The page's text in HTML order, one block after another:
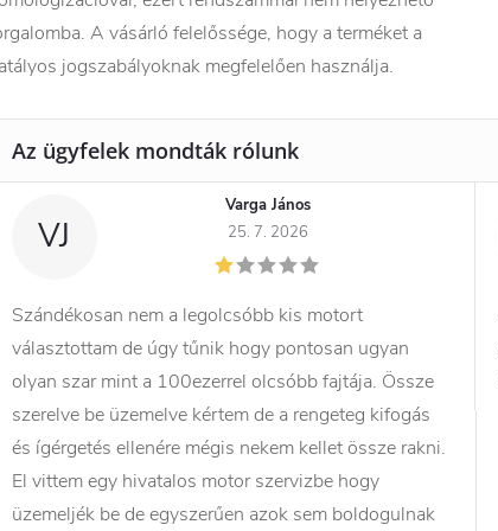
A vásárló felelőssége, hogy a terméket a
jogszabályoknak megfelelően használja.
VJ
Varga János
25. 7. 2026
Szándékosan nem a legolcsóbb kis motort
választottam de úgy tűnik hogy pontosan ugyan
olyan szar mint a 100ezerrel olcsóbb fajtája. Össze
szerelve be üzemelve kértem de a rengeteg kifogás
és ígérgetés ellenére mégis nekem kellet össze rakni.
El vittem egy hivatalos motor szervizbe hogy
üzemeljék be de egyszerűen azok sem boldogulnak